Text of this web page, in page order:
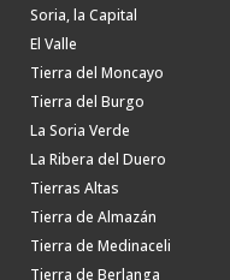
Soria, la Capital
El Valle
Tierra del Moncayo
Tierra del Burgo
La Soria Verde
La Ribera del Duero
Tierras Altas
Tierra de Almazán
Tierra de Medinaceli
Tierra de Berlanga